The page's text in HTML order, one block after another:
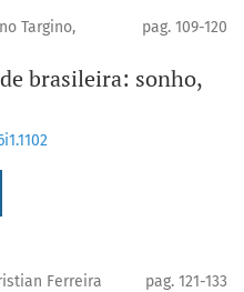
Targino,
pag. 109-120
brasileira: sonho,
Ferreira
pag. 121-133